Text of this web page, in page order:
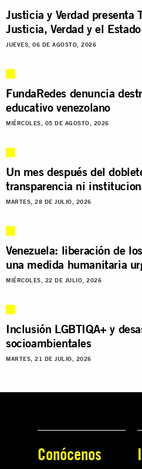
Justicia y Verdad presenta
Justicia, Verdad y el
JUEVES, 06 DE AGOSTO, 2026
FundaRedes denuncia
educativo venezolano
MIÉRCOLES, 05 DE AGOSTO, 2026
Un mes después del
transparencia ni
MARTES, 28 DE JULIO, 2026
Venezuela: liberación de
una medida humanitaria
MIÉRCOLES, 22 DE JULIO, 2026
Inclusión LGBTIQA+ y
socioambientales
MARTES, 21 DE JULIO, 2026
Conócenos